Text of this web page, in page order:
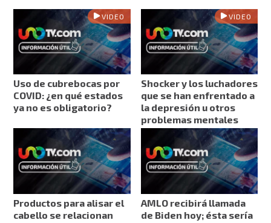
VIDEO
Uso de cubrebocas por
COVID: ¿en qué estados
ya no es obligatorio?
VIDEO
Shocker y los luchadores
que se han enfrentado a
la depresión u otros
problemas mentales
Productos para alisar el
cabello se relacionan
AMLO recibirá llamada
de Biden hoy; ésta sería